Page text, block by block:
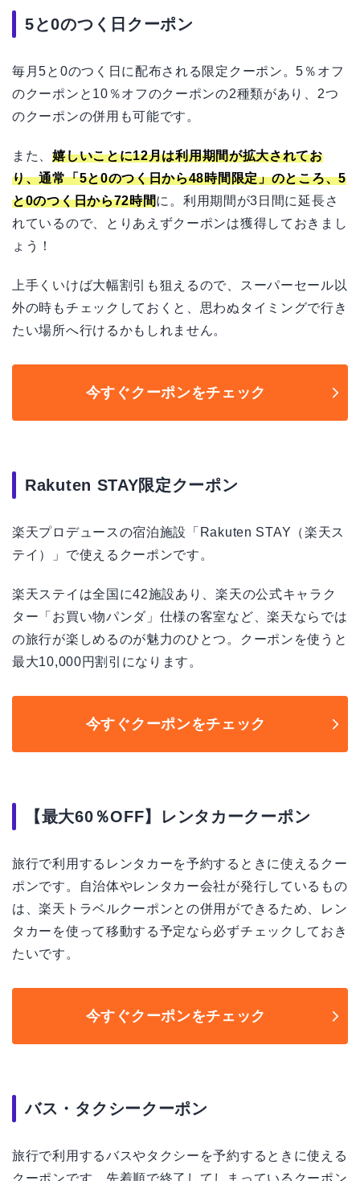
5と0のつく日クーポン
毎月5と0のつく日に配布される限定クーポン。5％オフ
のクーポンと10％オフのクーポンの2種類があり、2つ
のクーポンの併用も可能です。
また、嬉しいことに12月は利用期間が拡大されてお
り、通常「5と0のつく日から48時間限定」のところ、5
と0のつく日から72時間に。利用期間が3日間に延長さ
れているので、とりあえずクーポンは獲得しておきまし
ょう！
上手くいけば大幅割引も狙えるので、スーパーセール以
外の時もチェックしておくと、思わぬタイミングで行き
たい場所へ行けるかもしれません。
今すぐクーポンをチェック
Rakuten STAY限定クーポン
楽天プロデュースの宿泊施設「Rakuten STAY（楽天ス
テイ）」で使えるクーポンです。
楽天ステイは全国に42施設あり、楽天の公式キャラク
ター「お買い物パンダ」仕様の客室など、楽天ならでは
の旅行が楽しめるのが魅力のひとつ。クーポンを使うと
最大10,000円割引になります。
今すぐクーポンをチェック
【最大60％OFF】レンタカークーポン
旅行で利用するレンタカーを予約するときに使えるクー
ポンです。自治体やレンタカー会社が発行しているもの
は、楽天トラベルクーポンとの併用ができるため、レン
タカーを使って移動する予定なら必ずチェックしておき
たいです。
今すぐクーポンをチェック
バス・タクシークーポン
旅行で利用するバスやタクシーを予約するときに使える
クーポンです。先着順で終了してしまっているクーポン